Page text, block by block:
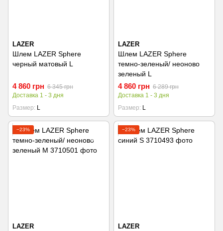
LAZER
Шлем LAZER Sphere
черный матовый L
4 860 грн 6 345 грн
Доставка 1 - 3 дня
Размер
L
LAZER
Шлем LAZER Sphere
темно-зеленый/ неоново
зеленый L
4 860 грн 6 289 грн
Доставка 1 - 3 дня
Размер
L
−23%
LAZER
−23%
LAZER